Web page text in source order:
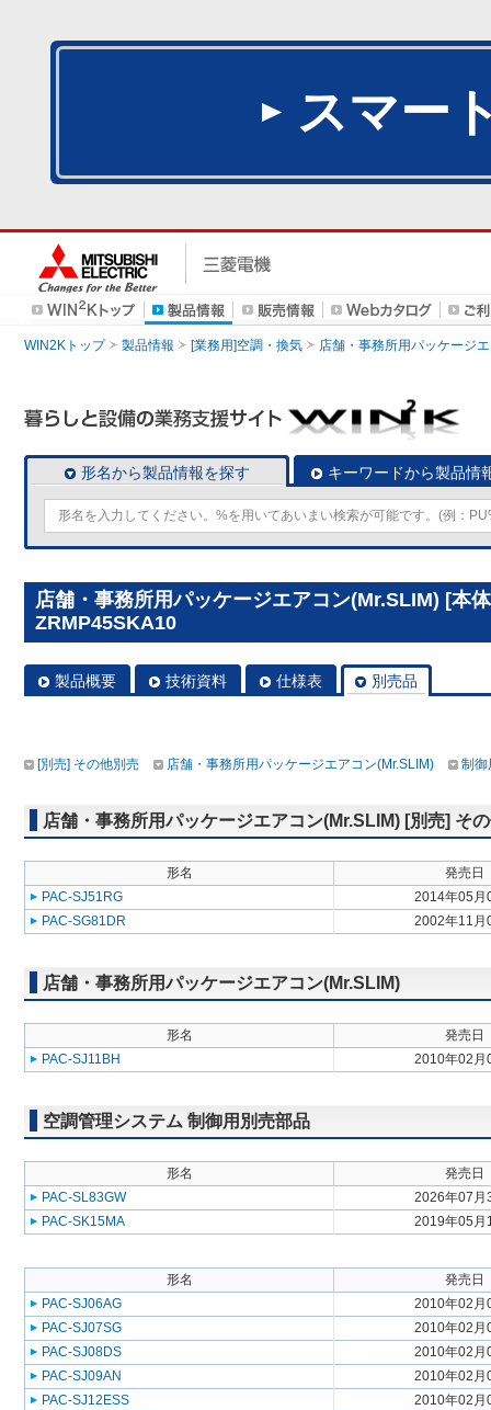
スマー
WIN2Kトップ 製品情報 [業務用]空調・換気 店舗・事務所用パッケージ
形名から製品情報を探す キーワードから製品情
店舗・事務所用パッケージエアコン(Mr.SLIM) [本
ZRMP45SKA10
製品概要 技術資料 仕様表 別売品
[別売] その他別売 店舗・事務所用パッケージエアコン(Mr.SLIM) 制御
店舗・事務所用パッケージエアコン(Mr.SLIM) [別売] そ
形名
発売日
PAC-SJ51RG
2014年05月
PAC-SG81DR
2002年11月
店舗・事務所用パッケージエアコン(Mr.SLIM)
形名
発売日
PAC-SJ11BH
2010年02月
空調管理システム 制御用別売部品
形名
発売日
PAC-SL83GW
2026年07月
PAC-SK15MA
2019年05月
形名
発売日
PAC-SJ06AG
2010年02月
PAC-SJ07SG
2010年02月
PAC-SJ08DS
2010年02月
PAC-SJ09AN
2010年02月
PAC-SJ12ESS
2010年02月